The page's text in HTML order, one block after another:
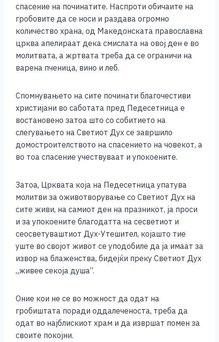
спасение на починатите. Наспроти обичаите на
гробовите да се носи и раздава огромно
количество храна, од Македонската православна
црква апелираат дека смислата на овој ден е во
молитвата, а жртвата треба да се ограничи на
варена пченица, вино и леб.
Спомнувањето на сите починати благочестиви
христијани во саботата пред Педесетница е
востановено затоа што со собитието на
слегувањето на Светиот Дух се завршило
домостроителството на спасението на човекот, а
во тоа спасение учествуваат и упокоените.
Затоа, Црквата која на Педесетница упатува
молитви за оживотворување со Светиот Дух на
сите живи, на самиот ден на празникот, ја проси
и за упокоените благодатта на сесветиот и
сеосветуваштиот Дух-Утешител, којашто тие
уште во својот живот се уподобиле да ја имаат за
извор на блаженства, бидејќи преку Светиот Дух
„живее секоја душа“.
Оние кои не се во можност да одат на
гробиштата поради оддалеченоста, треба да
одат во најблискиот храм и да извршат помен за
своите покојни.